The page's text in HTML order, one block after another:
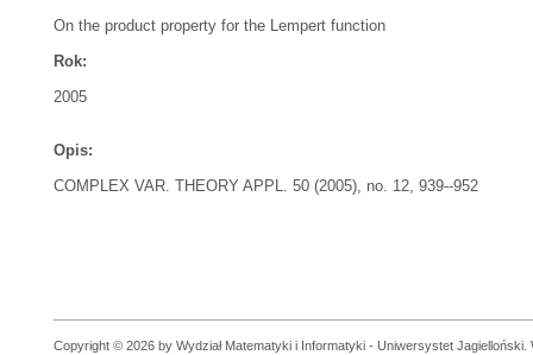
On the product property for the Lempert function
Rok:
2005
Opis:
COMPLEX VAR. THEORY APPL. 50 (2005), no. 12, 939--952
Copyright © 2026 by Wydział Matematyki i Informatyki - Uniwersystet